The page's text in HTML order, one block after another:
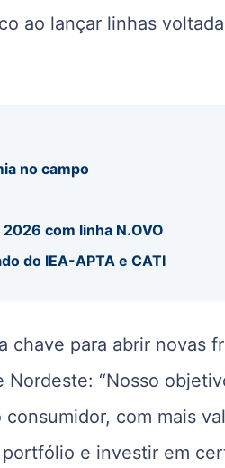
ao lançar linhas
no campo
com linha N.OVO
do IEA-APTA e CATI
chave para abrir novas
Nordeste: “Nosso
com mais
e investir em